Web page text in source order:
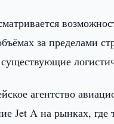
за пределами
агентство
Jet A на рынках, где